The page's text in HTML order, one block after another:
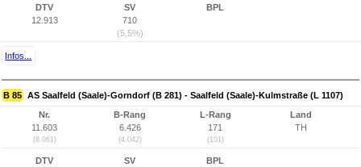
DTV
12.913
SV
710
(5,5%)
BPL
Infos...
B 85 AS Saalfeld (Saale)-Gorndorf (B 281) - Saalfeld (Saale)-Kulmstraße (L 1107)
Nr.
11.603
(8.061)
B-Rang
6.426
(4.042)
L-Rang
171
(101)
Land
TH
DTV
SV
BPL